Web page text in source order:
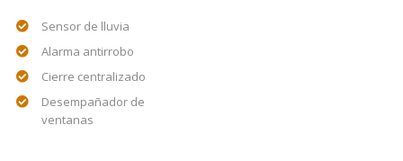
Sensor de lluvia
Alarma antirrobo
Cierre centralizado
Desempañador de
ventanas